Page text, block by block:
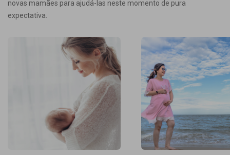
novas mamães para ajudá-las neste momento de pura
expectativa.